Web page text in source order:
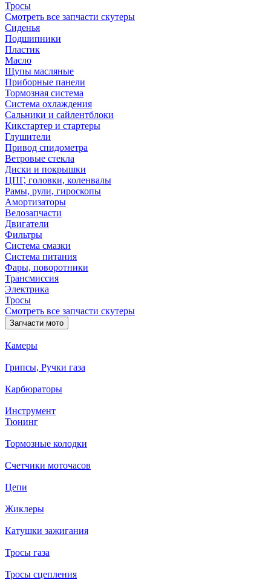
Тросы
Смотреть все запчасти скутеры
Сиденья
Подшипники
Пластик
Масло
Щупы масляные
Приборные панели
Тормозная система
Система охлаждения
Сальники и сайлентблоки
Кикстартер и стартеры
Глушители
Привод спидометра
Ветровые стекла
Диски и покрышки
ЦПГ, головки, коленвалы
Рамы, рули, гироскопы
Амортизаторы
Велозапчасти
Двигатели
Фильтры
Система смазки
Система питания
Фары, поворотники
Трансмиссия
Электрика
Тросы
Смотреть все запчасти скутеры
Запчасти мото
Камеры
Грипсы, Ручки газа
Карбюраторы
Инструмент
Тюнинг
Тормозные колодки
Счетчики моточасов
Цепи
Жиклеры
Катушки зажигания
Тросы газа
Тросы сцепления